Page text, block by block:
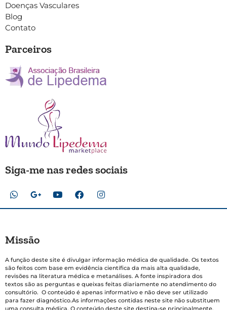
Doenças Vasculares
Blog
Contato
Parceiros
Siga-me nas redes sociais
Missão
A função deste site é divulgar informação médica de qualidade. Os textos
são feitos com base em evidência científica da mais alta qualidade,
revisões na literatura médica e metanálises. A fonte inspiradora dos
textos são as perguntas e queixas feitas diariamente no atendimento do
consultório. O conteúdo é apenas informativo e não deve ser utilizado
para fazer diagnóstico.As informações contidas neste site não substituem
uma consulta médica. O conteúdo deste site destina-se principalmente,